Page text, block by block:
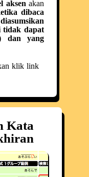
aksen akan
dibaca
tidak dapat
dan yang
klik link
Kata